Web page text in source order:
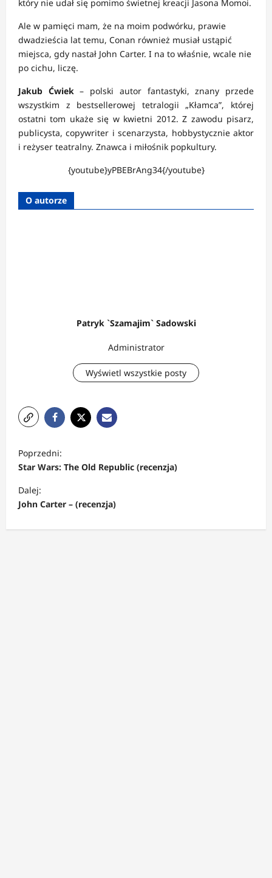
który nie udał się pomimo świetnej kreacji Jasona Momoi.
Ale w pamięci mam, że na moim podwórku, prawie
dwadzieścia lat temu, Conan również musiał ustąpić
miejsca, gdy nastał John Carter. I na to właśnie, wcale nie
po cichu, liczę.
Jakub Ćwiek– polski autor fantastyki, znany przede
wszystkim z bestsellerowej tetralogii „Kłamca”, której
ostatni tom ukaże się w kwietni 2012. Z zawodu pisarz,
publicysta, copywriter i scenarzysta, hobbystycznie aktor
i reżyser teatralny. Znawca i miłośnik popkultury.
{youtube}yPBEBrAng34{/youtube}
O autorze
Patryk `Szamajim` Sadowski
Administrator
Wyświetl wszystkie posty
o
b
a
Poprzedni:
Star Wars: The Old Republic (recenzja)
Dalej:
John Carter – (recenzja)